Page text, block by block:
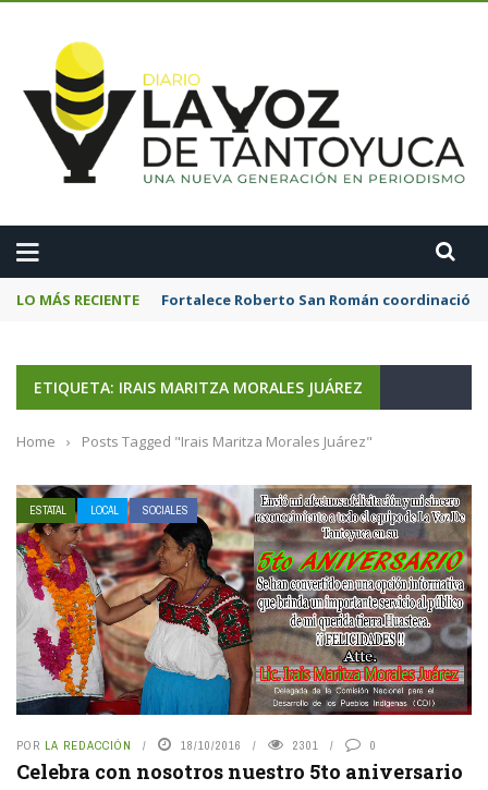
LO MÁS RECIENTE Fortalece Roberto San Román
ETIQUETA: IRAIS MARITZA MORALES JUÁREZ
Home › Posts Tagged "Irais Maritza Morales Juárez"
ESTATAL LOCAL SOCIALES
POR LA REDACCIÓN 18/10/2016 2301 0
Celebra con nosotros nuestro 5to aniversario